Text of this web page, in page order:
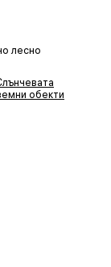
лесно
обекти